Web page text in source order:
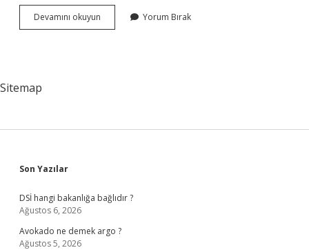
Devamını okuyun
Kolu
Yorum Bırak
Sitemap
Sidebar
Son Yazılar
DSİ hangi bakanlığa bağlıdır ?
Ağustos 6, 2026
Avokado ne demek argo ?
Ağustos 5, 2026